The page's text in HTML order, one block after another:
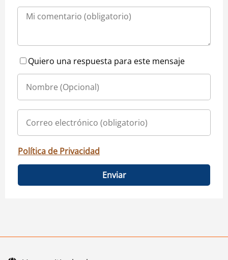
Quiero una respuesta para este mensaje
Política de Privacidad
Enviar